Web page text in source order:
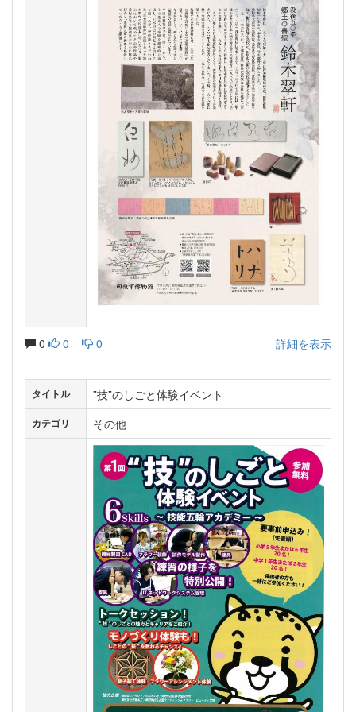
0 0 0 詳細を表示
タイトル ”技”のしごと体験イベント
カテゴリ その他